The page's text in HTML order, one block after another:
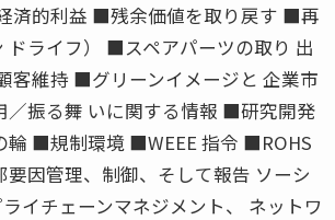
済的利益 ■残余価値を取り戻す ■再
ドライフ） ■スペアパーツの取り 出
維持 ■グリーンイメージと 企業市
振る舞 いに関する情報 ■研究開発
輪 ■規制環境 ■WEEE 指令 ■ROHS
要因管理、制御、そして報告 ソーシ
イチェーンマネジメント、 ネットワ